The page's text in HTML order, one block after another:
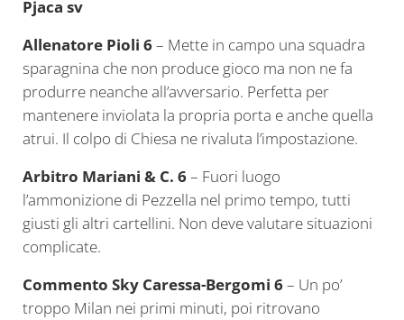
Pjaca sv
Allenatore Pioli 6– Mette in campo una squadra
sparagnina che non produce gioco ma non ne fa
produrre neanche all’avversario. Perfetta per
mantenere inviolata la propria porta e anche quella
atrui. Il colpo di Chiesa ne rivaluta l’impostazione.
Arbitro Mariani & C. 6– Fuori luogo
l’ammonizione di Pezzella nel primo tempo, tutti
giusti gli altri cartellini. Non deve valutare situazioni
complicate.
Commento Sky Caressa-Bergomi 6– Un po’
troppo Milan nei primi minuti, poi ritrovano